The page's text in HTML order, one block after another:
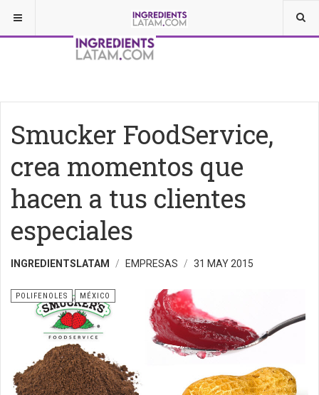
Smucker FoodService,
crea momentos que
hacen a tus clientes
especiales
INGREDIENTSLATAM EMPRESAS 31 MAY 2015
POLIFENOLES MÉXICO